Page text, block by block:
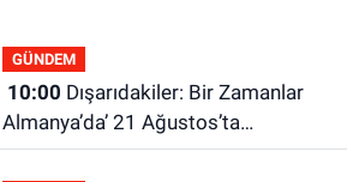
GÜNDEM
10:00
Almanya’da’ 21 Ağustos’ta
vizyonda.